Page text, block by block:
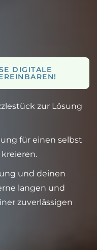
DIGITALE
zur Lösung
für einen selbst
und deinen
langen und
zuverlässigen